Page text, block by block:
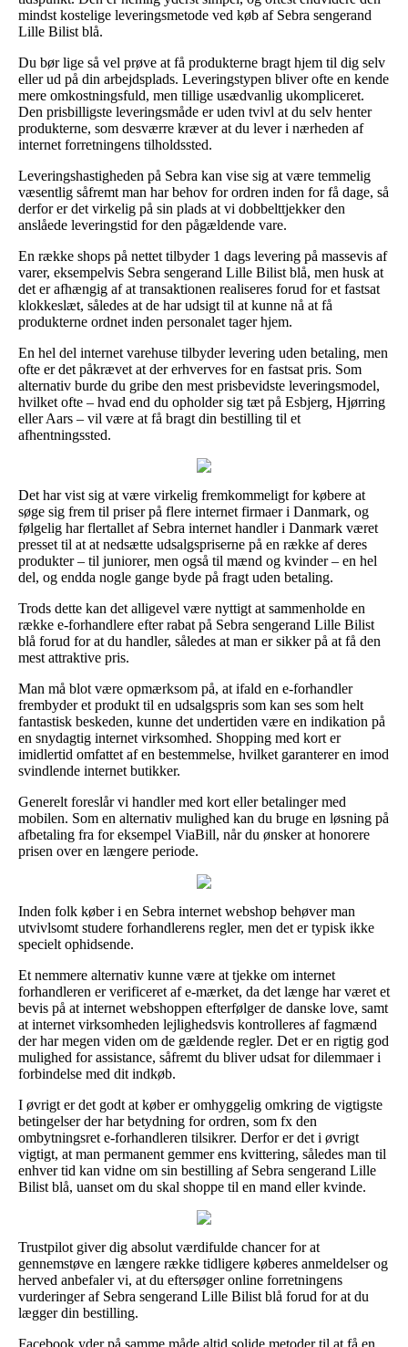
mindst kostelige leveringsmetode ved køb af Sebra sengerand
Lille Bilist blå.
Du bør lige så vel prøve at få produkterne bragt hjem til dig selv
eller ud på din arbejdsplads. Leveringstypen bliver ofte en kende
mere omkostningsfuld, men tillige usædvanlig ukompliceret.
Den prisbilligste leveringsmåde er uden tvivl at du selv henter
produkterne, som desværre kræver at du lever i nærheden af
internet forretningens tilholdssted.
Leveringshastigheden på Sebra kan vise sig at være temmelig
væsentlig såfremt man har behov for ordren inden for få dage, så
derfor er det virkelig på sin plads at vi dobbelttjekker den
anslåede leveringstid for den pågældende vare.
En række shops på nettet tilbyder 1 dags levering på massevis af
varer, eksempelvis Sebra sengerand Lille Bilist blå, men husk at
det er afhængig af at transaktionen realiseres forud for et fastsat
klokkeslæt, således at de har udsigt til at kunne nå at få
produkterne ordnet inden personalet tager hjem.
En hel del internet varehuse tilbyder levering uden betaling, men
ofte er det påkrævet at der erhverves for en fastsat pris. Som
alternativ burde du gribe den mest prisbevidste leveringsmodel,
hvilket ofte – hvad end du opholder sig tæt på Esbjerg, Hjørring
eller Aars – vil være at få bragt din bestilling til et
afhentningssted.
Det har vist sig at være virkelig fremkommeligt for købere at
søge sig frem til priser på flere internet firmaer i Danmark, og
følgelig har flertallet af Sebra internet handler i Danmark været
presset til at at nedsætte udsalgspriserne på en række af deres
produkter – til juniorer, men også til mænd og kvinder – en hel
del, og endda nogle gange byde på fragt uden betaling.
Trods dette kan det alligevel være nyttigt at sammenholde en
række e-forhandlere efter rabat på Sebra sengerand Lille Bilist
blå forud for at du handler, således at man er sikker på at få den
mest attraktive pris.
Man må blot være opmærksom på, at ifald en e-forhandler
frembyder et produkt til en udsalgspris som kan ses som helt
fantastisk beskeden, kunne det undertiden være en indikation på
en snydagtig internet virksomhed. Shopping med kort er
imidlertid omfattet af en bestemmelse, hvilket garanterer en imod
svindlende internet butikker.
Generelt foreslår vi handler med kort eller betalinger med
mobilen. Som en alternativ mulighed kan du bruge en løsning på
afbetaling fra for eksempel ViaBill, når du ønsker at honorere
prisen over en længere periode.
Inden folk køber i en Sebra internet webshop behøver man
utvivlsomt studere forhandlerens regler, men det er typisk ikke
specielt ophidsende.
Et nemmere alternativ kunne være at tjekke om internet
forhandleren er verificeret af e-mærket, da det længe har været et
bevis på at internet webshoppen efterfølger de danske love, samt
at internet virksomheden lejlighedsvis kontrolleres af fagmænd
der har megen viden om de gældende regler. Det er en rigtig god
mulighed for assistance, såfremt du bliver udsat for dilemmaer i
forbindelse med dit indkøb.
I øvrigt er det godt at køber er omhyggelig omkring de vigtigste
betingelser der har betydning for ordren, som fx den
ombytningsret e-forhandleren tilsikrer. Derfor er det i øvrigt
vigtigt, at man permanent gemmer ens kvittering, således man til
enhver tid kan vidne om sin bestilling af Sebra sengerand Lille
Bilist blå, uanset om du skal shoppe til en mand eller kvinde.
Trustpilot giver dig absolut værdifulde chancer for at
gennemstøve en længere række tidligere køberes anmeldelser og
herved anbefaler vi, at du eftersøger online forretningens
vurderinger af Sebra sengerand Lille Bilist blå forud for at du
lægger din bestilling.
Facebook yder på samme måde altid solide metoder til at få en